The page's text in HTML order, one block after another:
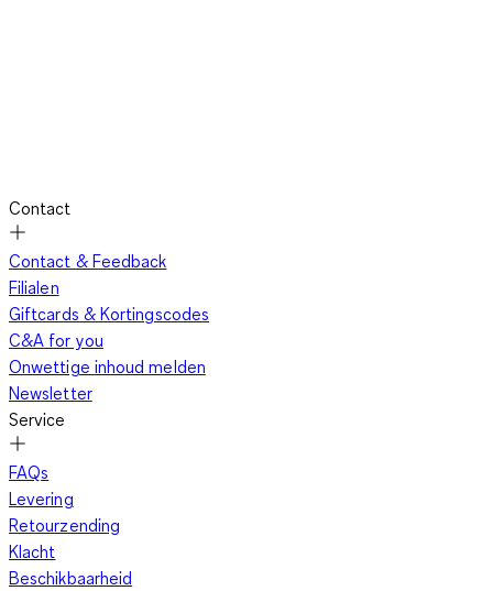
Contact
Contact & Feedback
Filialen
Giftcards & Kortingscodes
C&A for you
Onwettige inhoud melden
Newsletter
Service
FAQs
Levering
Retourzending
Klacht
Beschikbaarheid